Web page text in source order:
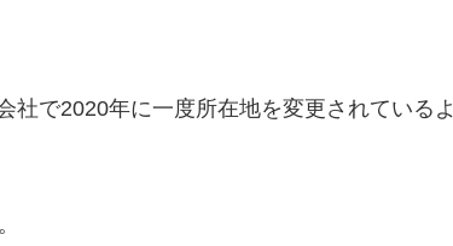
で2020年に一度所在地を変更されているよ